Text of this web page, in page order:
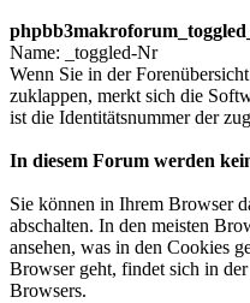
Name: _toggled-Nr
Wenn Sie in der
zuklappen, merkt sich die
ist die Identitätsnummer der
In diesem Forum werden
Sie können in Ihrem Browser
abschalten. In den meisten
ansehen, was in den Cookies
Browser geht, findet sich in
Browsers.